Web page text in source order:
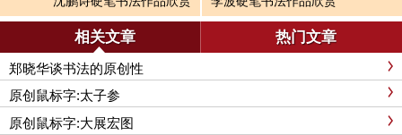
相关文章 热门文章
郑晓华谈书法的原创性
原创鼠标字:太子参
原创鼠标字:大展宏图